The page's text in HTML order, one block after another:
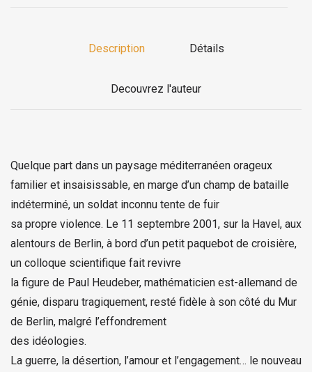
Description Détails
Decouvrez l'auteur
Quelque part dans un paysage méditerranéen orageux
familier et insaisissable, en marge d’un champ de bataille
indéterminé, un soldat inconnu tente de fuir
sa propre violence. Le 11 septembre 2001, sur la Havel, aux
alentours de Berlin, à bord d’un petit paquebot de croisière,
un colloque scientifique fait revivre
la figure de Paul Heudeber, mathématicien est-allemand de
génie, disparu tragiquement, resté fidèle à son côté du Mur
de Berlin, malgré l’effondrement
des idéologies.
La guerre, la désertion, l’amour et l’engagement… le nouveau